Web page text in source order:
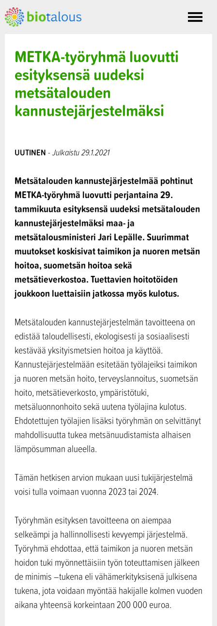
Toggle
METKA-työryhmä luovutti
esityksensä uudeksi
metsätalouden
kannustejärjestelmäksi
UUTINEN - Julkaistu 29.1.2021
Metsätalouden kannustejärjestelmää pohtinut
METKA-työryhmä luovutti perjantaina 29.
tammikuuta esityksensä uudeksi metsätalouden
kannustejärjestelmäksi maa- ja
metsätalousministeri Jari Lepälle. Suurimmat
muutokset koskisivat taimikon ja nuoren metsän
hoitoa, suometsän hoitoa sekä
metsätieverkostoa. Tuettavien hoitotöiden
joukkoon luettaisiin jatkossa myös kulotus.
Metsätalouden kannustejärjestelmän tavoitteena on
edistää taloudellisesti, ekologisesti ja sosiaalisesti
kestävää yksityismetsien hoitoa ja käyttöä.
Kannustejärjestelmään esitetään työlajeiksi taimikon
ja nuoren metsän hoito, terveyslannoitus, suometsän
hoito, metsätieverkosto, ympäristötuki,
metsäluonnonhoito sekä uutena työlajina kulotus.
Ehdotettujen työlajien lisäksi työryhmän on selvittänyt
mahdollisuutta tukea metsänuudistamista alhaisen
lämpösumman alueella.
Tämän hetkisen arvion mukaan uusi tukijärjestelmä
voisi tulla voimaan vuonna 2023 tai 2024.
Työryhmän esityksen tavoitteena on aiempaa
selkeämpi ja hallinnollisesti kevyempi järjestelmä.
Työryhmä ehdottaa, että taimikon ja nuoren metsän
hoidon tuki myönnettäisiin työn toteuttamisen jälkeen
de minimis –tukena eli vähämerkityksisenä julkisena
tukena, jota voidaan myöntää hakijalle kolmen vuoden
aikana yhteensä korkeintaan 200 000 euroa.